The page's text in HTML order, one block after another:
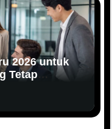
2026 untuk
Tetap